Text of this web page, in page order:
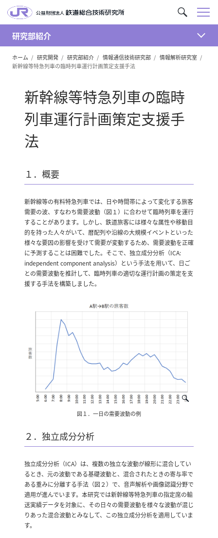
サ
イ
内
を
メ
ー
研究部紹介
開
ホーム 研究開発 研究部紹介 情報通信技術研究部
情報解析研究室
新幹線等特急列車の臨時列車運行計画策定支援手法
新幹線等特急列車の臨時
列車運行計画策定支援手
法
１．概要
新幹線等の有料特急列車では、日や時間帯によって変化する旅客
需要の波、すなわち需要波動（図１）に合わせて臨時列車を運行
することがあります。しかし、鉄道旅客には様々な属性や移動目
的を持った人々がいて、暦配列や沿線の大規模イベントといった
様々な要因の影響を受けて需要が変動するため、需要波動を正確
に予測することは困難でした。そこで、独立成分分析（ICA:
independent component analysis）という手法を用いて、日ご
との需要波動を推計して、臨時列車の適切な運行計画の策定を支
援する手法を構築しました。
図１．一日の需要波動の例
２．独立成分分析
独立成分分析（ICA）は、複数の独立な波動が線形に混合してい
るとき、元の波動である基礎波動と、混合されたときの寄与率で
ある重みに分離する手法（図２）で、音声解析や画像認識分野で
適用が進んでいます。本研究では新幹線等特急列車の指定席の輸
送実績データを対象に、その日々の需要波動を様々な波動が混じ
りあった混合波動とみなして、この独立成分分析を適用していま
す。